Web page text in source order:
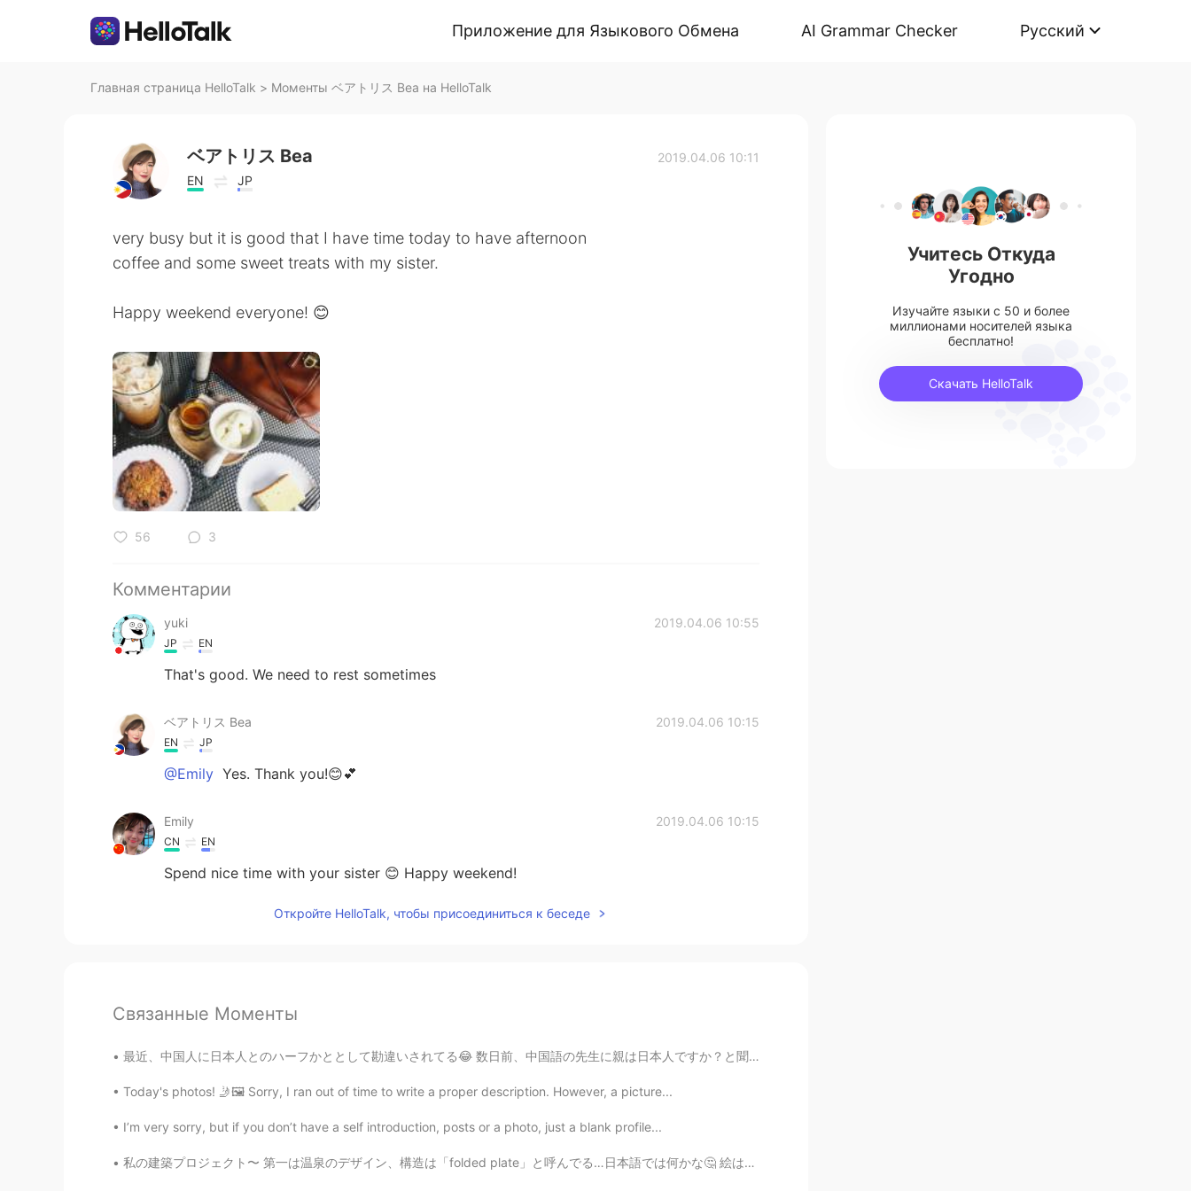
Приложение для Языкового Обмена AI Grammar Checker Русский
Главная страница HelloTalk > Моменты ベアトリス Bea на HelloTalk
ベアトリス Bea
EN JP
2019.04.06 10:11
very busy but it is good that I have time today to have afternoon
coffee and some sweet treats with my sister.
Happy weekend everyone! 😊
56 3
Комментарии
yuki 2019.04.06 10:55
JP EN
That's good. We need to rest sometimes
ベアトリス Bea 2019.04.06 10:15
EN JP
@Emily Yes. Thank you!😊💕
Emily 2019.04.06 10:15
CN EN
Spend nice time with your sister 😊 Happy weekend!
Откройте HelloTalk, чтобы присоединиться к беседе
Связанные Моменты
最近、中国人に日本人とのハーフかととして勘違いされてる😂 数日前、中国語の先生に親は日本人ですか？と聞かれたんや笑 日本人っぽい名前か？、日本語の訛りがちょっとあるか？、漢字読めるからか？よくわ...
Today's photos! 🤳🖼️ Sorry, I ran out of time to write a proper description. However, a picture...
I’m very sorry, but if you don’t have a self introduction, posts or a photo, just a blank profile...
私の建築プロジェクト〜 第一は温泉のデザイン、構造は「folded plate」と呼んでる…日本語では何かな🤔 絵は「exploded AXON」、「reflected roof plan」、...
Учитесь Откуда
Угодно
Изучайте языки с 50 и более
миллионами носителей языка
бесплатно!
Скачать HelloTalk